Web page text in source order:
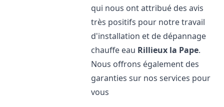
qui nous ont attribué des avis
très positifs pour notre travail
d'installation et de dépannage
chauffe eau Rillieux la Pape.
Nous offrons également des
garanties sur nos services pour
vous